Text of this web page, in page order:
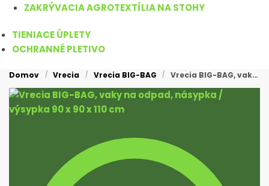
ZAKRÝVACIA AGROTEXTÍLIA NA STOHY
TIENIACE ÚPLETY
OCHRANNÉ PLETIVO
Domov / Vrecia / Vrecia BIG-BAG / Vrecia BIG-BAG, vaky na odpad, násypka / výsypka 90 x 90 x 110 cm